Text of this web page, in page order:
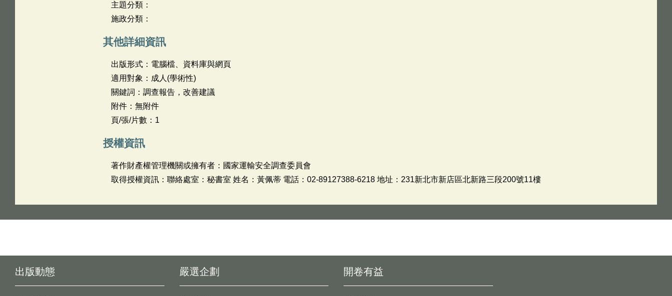
主題分類：
施政分類：
其他詳細資訊
出版形式：電腦檔、資料庫與網頁
適用對象：成人(學術性)
關鍵詞：調查報告，改善建議
附件：無附件
頁/張/片數：1
授權資訊
著作財產權管理機關或擁有者：國家運輸安全調查委員會
取得授權資訊：聯絡處室：秘書室 姓名：黃佩蒂 電話：02-89127388-6218 地址：231新北市新店區北新路三段200號11樓
出版動態 開卷有益
嚴選企劃